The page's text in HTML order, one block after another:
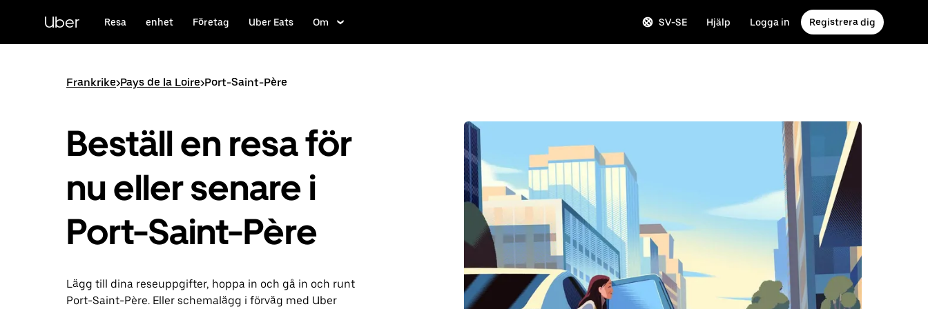
huvudinnehållet
Uber Resa enhet Företag Uber Eats Om SV-SE Hjälp Logga in Registrera dig
Frankrike>Pays de la Loire>Port-Saint-Père
Beställ en resa för
nu eller senare i
Port-Saint-Père
Lägg till dina reseuppgifter, hoppa in och gå in och runt
Port-Saint-Père. Eller schemalägg i förväg med Uber